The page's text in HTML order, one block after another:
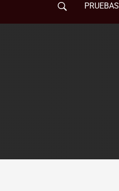
PRUEBAS